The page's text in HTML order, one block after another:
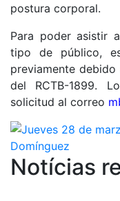
Trabaja con
Área deportiva
Tenis
Escuela de
Next Gen
Palmarés
equipos
postura corporal.
Para poder asistir
tipo de público,
previamente
del RCTB-1899.
solicitud al correo
Notícias